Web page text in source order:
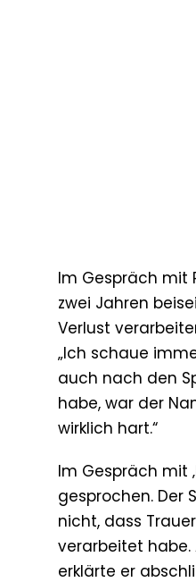
Im Gespräch mit
zwei Jahren
Verlust
„Ich schaue
auch nach den
habe, war der
wirklich hart.“
Im Gespräch mit
gesprochen. Der
nicht, dass
verarbeitet habe.
erklärte er